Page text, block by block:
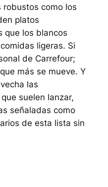
robustos como los
platos
que los blancos
ligeras. Si
de Carrefour;
más se mueve. Y
las
que suelen lanzar,
señaladas como
de esta lista sin